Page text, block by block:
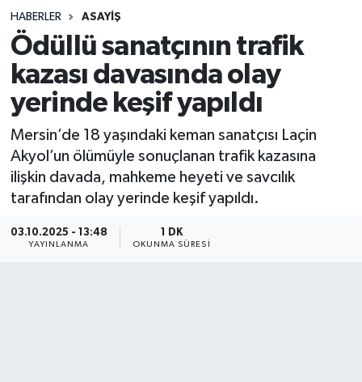
HABERLER ASAYIŞ
Ödüllü sanatçının trafik
kazası davasında olay
yerinde keşif yapıldı
Mersin’de 18 yaşındaki keman sanatçısı Laçin
Akyol’un ölümüyle sonuçlanan trafik kazasına
ilişkin davada, mahkeme heyeti ve savcılık
tarafından olay yerinde keşif yapıldı.
03.10.2025 - 13:48
YAYINLANMA
1 DK
OKUNMA SÜRESI
Spor
Teknoloji
Yaşam